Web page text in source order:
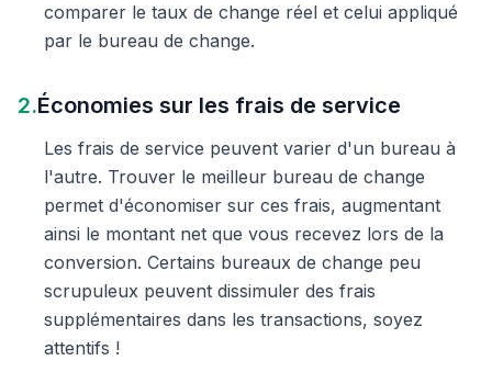
comparer le taux de change réel et celui appliqué
par le bureau de change.
2.Économies sur les frais de service
Les frais de service peuvent varier d'un bureau à
l'autre. Trouver le meilleur bureau de change
permet d'économiser sur ces frais, augmentant
ainsi le montant net que vous recevez lors de la
conversion. Certains bureaux de change peu
scrupuleux peuvent dissimuler des frais
supplémentaires dans les transactions, soyez
attentifs !